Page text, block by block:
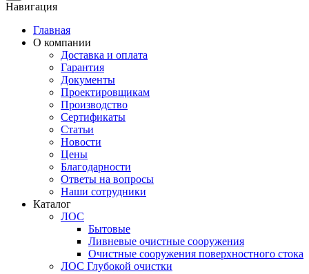
Навигация
Главная
О компании
Доставка и оплата
Гарантия
Документы
Проектировщикам
Производство
Сертификаты
Статьи
Новости
Цены
Благодарности
Ответы на вопросы
Наши сотрудники
Каталог
ЛОС
Бытовые
Ливневые очистные сооружения
Очистные сооружения поверхностного стока
ЛОС Глубокой очистки